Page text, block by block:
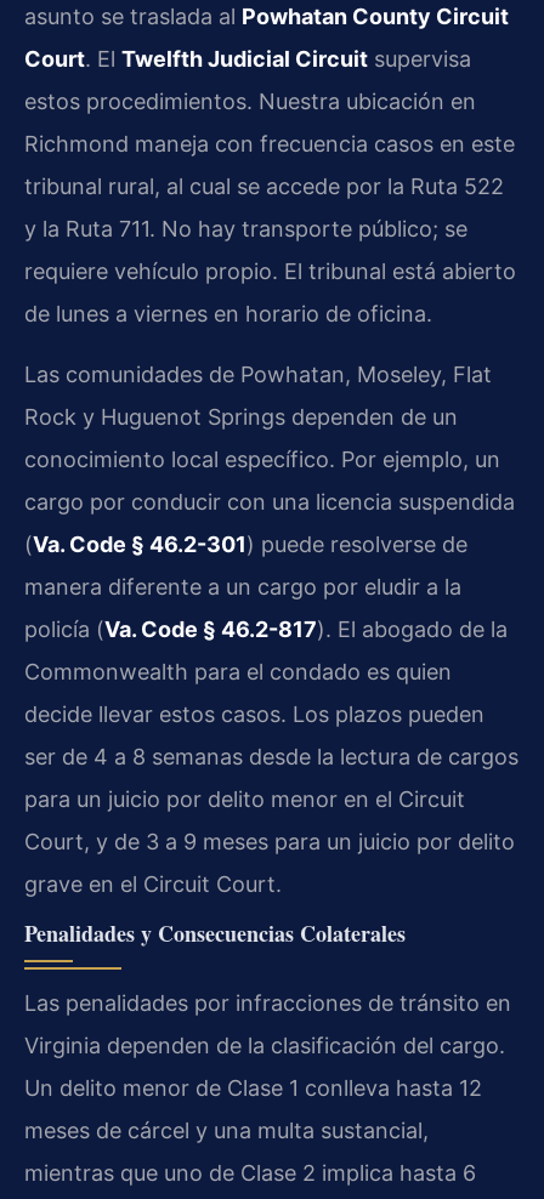
asunto se traslada al Powhatan County Circuit
Court. El Twelfth Judicial Circuit supervisa
estos procedimientos. Nuestra ubicación en
Richmond maneja con frecuencia casos en este
tribunal rural, al cual se accede por la Ruta 522
y la Ruta 711. No hay transporte público; se
requiere vehículo propio. El tribunal está abierto
de lunes a viernes en horario de oficina.
Las comunidades de Powhatan, Moseley, Flat
Rock y Huguenot Springs dependen de un
conocimiento local específico. Por ejemplo, un
cargo por conducir con una licencia suspendida
(Va. Code § 46.2-301) puede resolverse de
manera diferente a un cargo por eludir a la
policía (Va. Code § 46.2-817). El abogado de la
Commonwealth para el condado es quien
decide llevar estos casos. Los plazos pueden
ser de 4 a 8 semanas desde la lectura de cargos
para un juicio por delito menor en el Circuit
Court, y de 3 a 9 meses para un juicio por delito
grave en el Circuit Court.
Penalidades y Consecuencias Colaterales
Las penalidades por infracciones de tránsito en
Virginia dependen de la clasificación del cargo.
Un delito menor de Clase 1 conlleva hasta 12
meses de cárcel y una multa sustancial,
mientras que uno de Clase 2 implica hasta 6